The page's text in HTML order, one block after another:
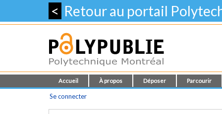
< Retour au portail
Accueil À propos Déposer Parcourir
Se connecter